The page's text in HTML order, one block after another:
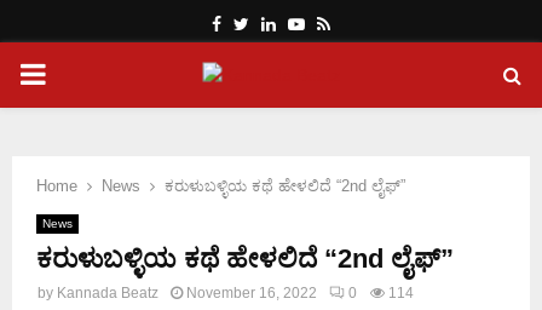
Facebook
Twitter
LinkedinYoutube
Rss
PRIMARY
Home News ಕರುಳುಬಳ್ಳಿಯ ಕಥೆ ಹೇಳಲಿದೆ “2nd ಲೈಫ್”
News
ಕರುಳುಬಳ್ಳಿಯ ಕಥೆ ಹೇಳಲಿದೆ “2nd ಲೈಫ್”
by Kannada Beatz November 16, 2022 0 114